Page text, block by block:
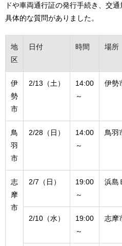
ドや車両通行証の発行手続き、交
具体的な質問がありました。
地
区
日付 時間 場所
伊
勢
市
2/13（土）
14:00
～
伊勢
鳥
羽
市
2/28（日）
14:00
～
鳥羽
志
摩
市
2/7（日）
19:00
～
浜島
2/10（水）
19:00
～
志摩